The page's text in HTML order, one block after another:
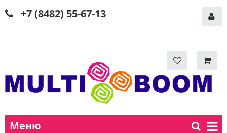
+7 (8482) 55-67-13
Меню